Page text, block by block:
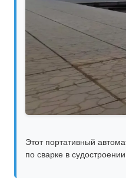
Этот портативный
по сварке в